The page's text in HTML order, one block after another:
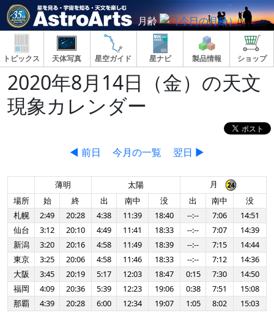
月齢
トピックス 天体写真 星空ガイド 星ナビ 製品情報 ショップ
2020年8月14日（金）の天文
現象カレンダー
◀ 前日 今月の一覧 翌日 ▶
薄明 太陽
月
場所
始 終 出 南中 没 出 南中
没
札幌
2:49 20:28 4:38 11:39 18:40 --:-- 7:06
14:51
仙台
3:12 20:10 4:49 11:41 18:33 --:-- 7:07
14:39
新潟
3:20 20:16 4:58 11:49 18:39 --:-- 7:15
14:44
東京
3:25 20:06 4:58 11:46 18:33 --:-- 7:12
14:36
大阪
3:45 20:19 5:17 12:03 18:47 0:15 7:30
14:50
福岡
4:09 20:36 5:39 12:23 19:06 0:38 7:51
15:08
那覇
4:39 20:28 6:00 12:34 19:07 1:05 8:02 15:03